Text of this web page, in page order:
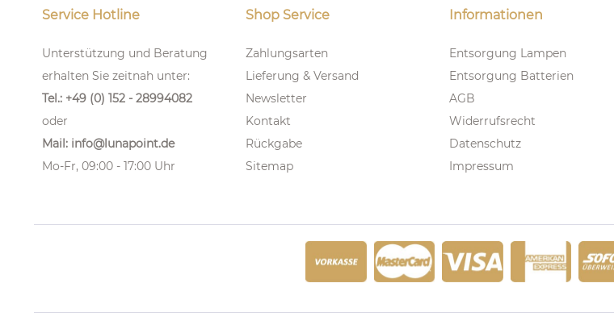
Service Hotline
Unterstützung und Beratung
erhalten Sie zeitnah unter:
Tel.: +49 (0) 152 - 28994082
oder
Mail: info@lunapoint.de
Mo-Fr, 09:00 - 17:00 Uhr
Shop Service
Zahlungsarten
Lieferung & Versand
Newsletter
Kontakt
Rückgabe
Sitemap
Informationen
Entsorgung Lampen
Entsorgung Batterien
AGB
Widerrufsrecht
Datenschutz
Impressum